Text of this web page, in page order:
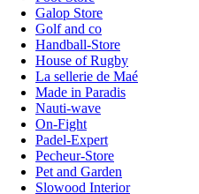
Galop Store
Golf and co
Handball-Store
House of Rugby
La sellerie de Maé
Made in Paradis
Nauti-wave
On-Fight
Padel-Expert
Pecheur-Store
Pet and Garden
Slowood Interior